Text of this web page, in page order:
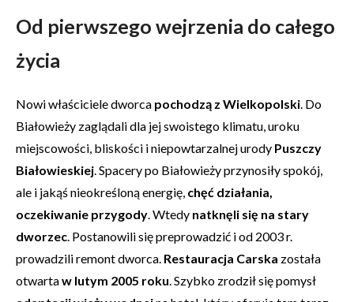
Od pierwszego wejrzenia do całego
życia
Nowi właściciele dworca pochodzą z Wielkopolski. Do
Białowieży zaglądali dla jej swoistego klimatu, uroku
miejscowości, bliskości i niepowtarzalnej urody Puszczy
Białowieskiej. Spacery po Białowieży przynosiły spokój,
ale i jakąś nieokreśloną energię, chęć działania,
oczekiwanie przygody. Wtedy natknęli się na stary
dworzec. Postanowili się preprowadzić i od 2003 r.
prowadzili remont dworca. Restauracja Carska została
otwartaw lutym 2005 roku. Szybko zrodził się pomysł